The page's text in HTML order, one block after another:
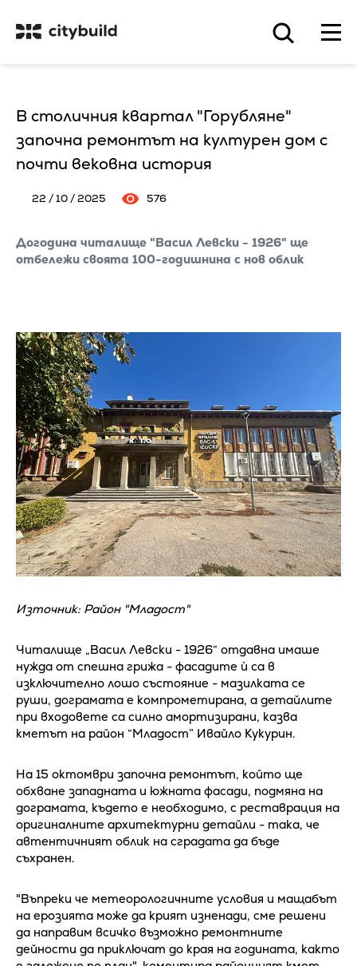
В столичния квартал "Горубляне"
започна ремонтът на културен дом с
почти вековна история
22 / 10 / 2025 576
Догодина читалище "Васил Левски - 1926" ще
отбележи своята 100-годишнина с нов облик
Източник: Район "Младост"
Читалище „Васил Левски - 1926“ отдавна имаше
нужда от спешна грижа - фасадите ѝ са в
изключително лошо състояние - мазилката се
руши, дограмата е компрометирана, а детайлите
при входовете са силно амортизирани, казва
кметът на район “Младост” Ивайло Кукурин.
На 15 октомври започна ремонтът, който ще
обхване западната и южната фасади, подмяна на
дограмата, където е необходимо, с реставрация на
оригиналните архитектурни детайли - така, че
автентичният облик на сградата да бъде
съхранен.
"Въпреки че метеорологичните условия и мащабът
на ерозията може да крият изненади, сме решени
да направим всичко възможно ремонтните
дейности да приключат до края на годината, както